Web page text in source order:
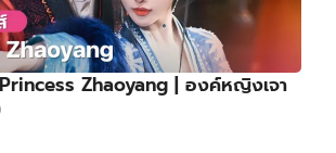
Zhaoyang | องค์หญิงเจา